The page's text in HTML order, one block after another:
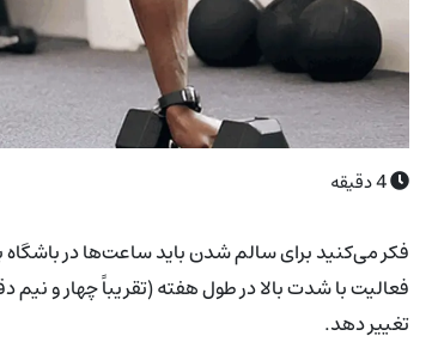
4دقیقه
فعالیت با شدت بالا در طول هفته (تقریباً چهار و
تغییر دهد.